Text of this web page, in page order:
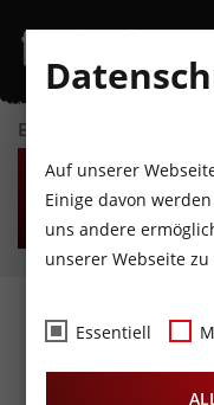
EVENTKALENDER
MO
10
AUGUST
DI
11
AUGUST
DYNAFIT
powered
Auf unserer
Einige davon
uns andere
unserer Webseite
Essentiell